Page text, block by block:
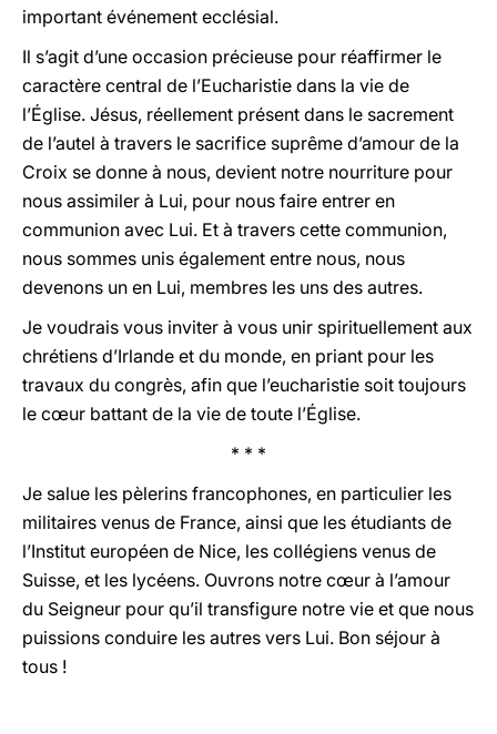
important événement ecclésial.
Il s’agit d’une occasion précieuse pour réaffirmer le
caractère central de l’Eucharistie dans la vie de
l’Église. Jésus, réellement présent dans le sacrement
de l’autel à travers le sacrifice suprême d’amour de la
Croix se donne à nous, devient notre nourriture pour
nous assimiler à Lui, pour nous faire entrer en
communion avec Lui. Et à travers cette communion,
nous sommes unis également entre nous, nous
devenons un en Lui, membres les uns des autres.
Je voudrais vous inviter à vous unir spirituellement aux
chrétiens d’Irlande et du monde, en priant pour les
travaux du congrès, afin que l’eucharistie soit toujours
le cœur battant de la vie de toute l’Église.
* * *
Je salue les pèlerins francophones, en particulier les
militaires venus de France, ainsi que les étudiants de
l’Institut européen de Nice, les collégiens venus de
Suisse, et les lycéens. Ouvrons notre cœur à l’amour
du Seigneur pour qu’il transfigure notre vie et que nous
puissions conduire les autres vers Lui. Bon séjour à
tous !